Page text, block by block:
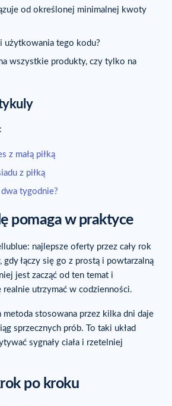
od określonej minimalnej kwoty
użytkowania tego kodu?
wszystkie produkty, czy tylko na
z małą piłką
z piłką
dwa tygodnie?
pomaga w praktyce
najlepsze oferty przez cały rok
łączy się go z prostą i powtarzalną
jest zacząć od ten temat i
realnie utrzymać w codzienności.
stosowana przez kilka dni daje
sprzecznych prób. To taki układ
sygnały ciała i rzetelniej
po kroku